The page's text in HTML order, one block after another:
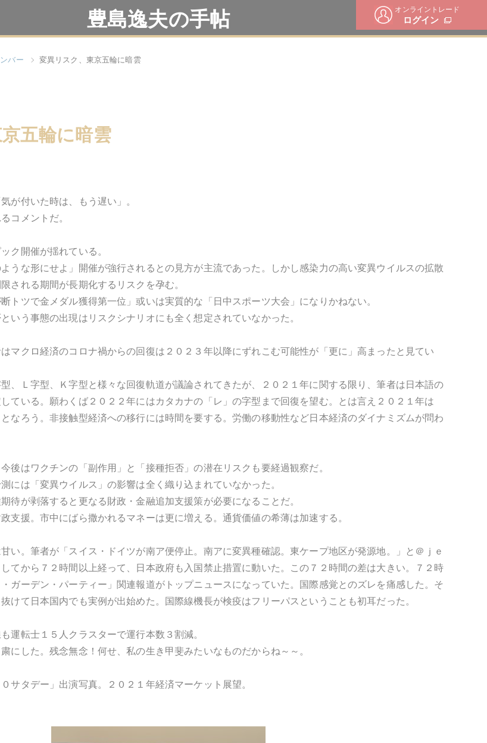
オンライントレード
ログイン
豊島逸夫の手帖
バー 変異リスク、東京五輪に暗雲
五輪に暗雲
が付いた時は、もう遅い」。
コメントだ。
ク開催が揺れている。
うな形にせよ」開催が強行されるとの見方が主流であった。しかし感染力の高い変異ウイルスの拡散
される期間が長期化するリスクを孕む。
トツで金メダル獲得第一位」或いは実質的な「日中スポーツ大会」になりかねない。
いう事態の出現はリスクシナリオにも全く想定されていなかった。
マクロ経済のコロナ禍からの回復は２０２３年以降にずれこむ可能性が「更に」高まったと見てい
、Ｌ字型、Ｋ字型と様々な回復軌道が議論されてきたが、２０２１年に関する限り、筆者は日本語の
ている。願わくば２０２２年にはカタカナの「レ」の字型まで回復を望む。とは言え２０２１年は
となろう。非接触型経済への移行には時間を要する。労働の移動性など日本経済のダイナミズムが問わ
後はワクチンの「副作用」と「接種拒否」の潜在リスクも要経過観察だ。
には「変異ウイルス」の影響は全く織り込まれていなかった。
待が剥落すると更なる財政・金融追加支援策が必要になることだ。
支援。市中にばら撒かれるマネーは更に増える。通貨価値の希薄は加速する。
い。筆者が「スイス・ドイツが南ア便停止。南アに変異種確認。東ケープ地区が発源地。」と＠ｊｅ
てから７２時間以上経って、日本政府も入国禁止措置に動いた。この７２時間の差は大きい。７２時
ガーデン・パーティー」関連報道がトップニュースになっていた。国際感覚とのズレを痛感した。そ
けて日本国内でも実例が出始めた。国際線機長が検疫はフリーパスということも初耳だった。
運転士１５人クラスターで運行本数３割減。
にした。残念無念！何せ、私の生き甲斐みたいなものだからね～～。
サタデー」出演写真。２０２１年経済マーケット展望。